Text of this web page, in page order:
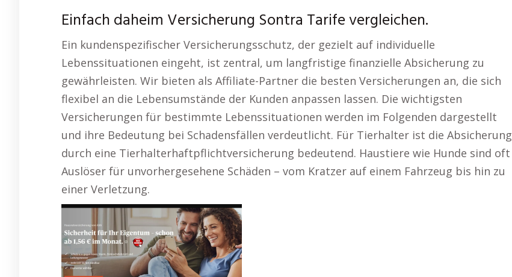
Einfach daheim Versicherung Sontra Tarife vergleichen.
Ein kundenspezifischer Versicherungsschutz, der gezielt auf individuelle
Lebenssituationen eingeht, ist zentral, um langfristige finanzielle Absicherung zu
gewährleisten. Wir bieten als Affiliate-Partner die besten Versicherungen an, die sich
flexibel an die Lebensumstände der Kunden anpassen lassen. Die wichtigsten
Versicherungen für bestimmte Lebenssituationen werden im Folgenden dargestellt
und ihre Bedeutung bei Schadensfällen verdeutlicht. Für Tierhalter ist die Absicherung
durch eine Tierhalterhaftpflichtversicherung bedeutend. Haustiere wie Hunde sind oft
Auslöser für unvorhergesehene Schäden – vom Kratzer auf einem Fahrzeug bis hin zu
einer Verletzung.